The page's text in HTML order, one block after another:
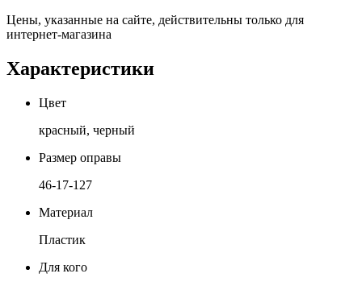
Цены, указанные на сайте, действительны только для
интернет-магазина
Характеристики
Цвет
красный, черный
Размер оправы
46-17-127
Материал
Пластик
Для кого